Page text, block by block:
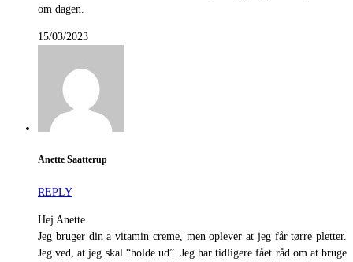
om dagen.
15/03/2023
Anette Saatterup
REPLY
Hej Anette
Jeg bruger din a vitamin creme, men oplever at jeg får tørre pletter.
Jeg ved, at jeg skal “holde ud”. Jeg har tidligere fået råd om at bruge